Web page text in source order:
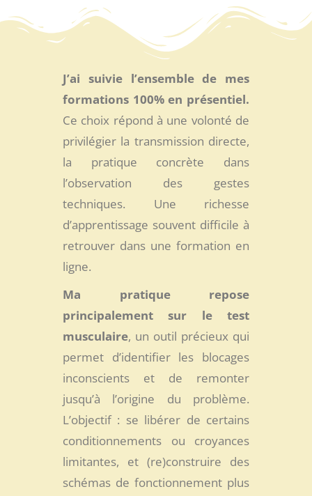
J’ai suivie l’ensemble de mes
formations 100% en présentiel.
Ce choix répond à une volonté de
privilégier la transmission directe,
la pratique concrète dans
l’observation des gestes
techniques. Une richesse
d’apprentissage souvent difficile à
retrouver dans une formation en
ligne.
Ma pratique repose
principalement sur le
test
musculaire, un outil précieux qui
permet d’identifier les blocages
inconscients et de remonter
jusqu’à l’origine du problème.
L’objectif : se libérer de certains
conditionnements ou croyances
limitantes, et (re)construire des
schémas de fonctionnement plus